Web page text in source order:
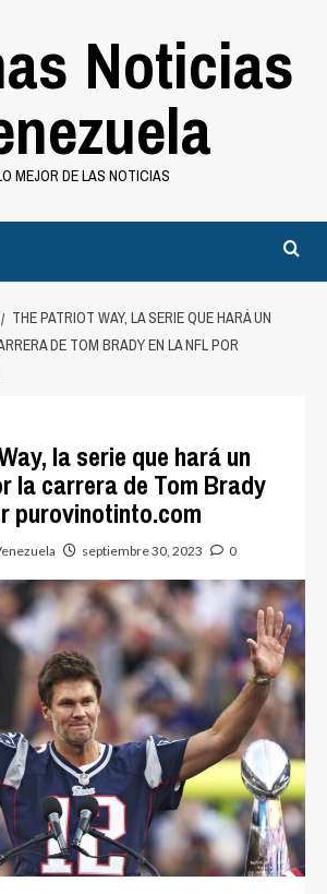
Noticias
MEJOR DE LAS NOTICIAS
THE PATRIOT WAY, LA SERIE QUE HARÁ UN
DE TOM BRADY EN LA NFL POR
la serie que hará un
la carrera de Tom Brady
purovinotinto.com
septiembre 30, 2023 0